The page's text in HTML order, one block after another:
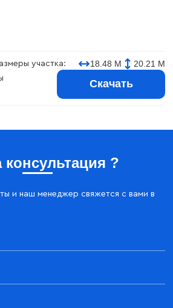
участка: 18.48 М 20.21 М
Скачать
?
и наш менеджер свяжется с вами в